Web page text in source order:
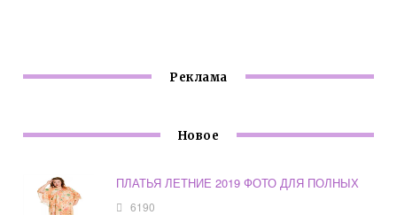
Реклама
Новое
ПЛАТЬЯ ЛЕТНИЕ 2019 ФОТО ДЛЯ ПОЛНЫХ
6190